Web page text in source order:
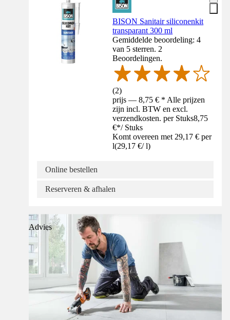
BISON Sanitair siliconenkit
transparant 300 ml
Gemiddelde beoordeling: 4
van 5 sterren. 2
Beoordelingen.
(2)
prijs — 8,75 € * Alle prijzen
zijn incl. BTW en excl.
verzendkosten. per Stuks8,75
€*/ Stuks
Komt overeen met 29,17 € per
l(29,17 €/ l)
Online bestellen
Reserveren & afhalen
Advies